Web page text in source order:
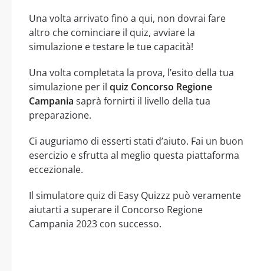
Una volta arrivato fino a qui, non dovrai fare
altro che cominciare il quiz, avviare la
simulazione e testare le tue capacità!
Una volta completata la prova, l’esito della tua
simulazione per il quiz Concorso Regione
Campania saprà fornirti il livello della tua
preparazione.
Ci auguriamo di esserti stati d’aiuto. Fai un buon
esercizio e sfrutta al meglio questa piattaforma
eccezionale.
Il simulatore quiz di Easy Quizzz può veramente
aiutarti a superare il Concorso Regione
Campania 2023 con successo.